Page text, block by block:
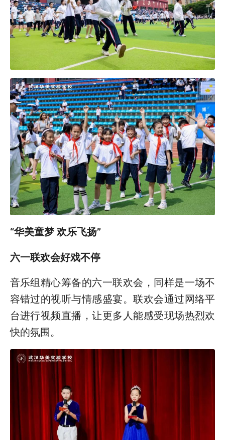
“华美童梦 欢乐飞扬”
六一联欢会好戏不停
音乐组精心筹备的六一联欢会，同样是一场不
容错过的视听与情感盛宴。联欢会通过网络平
台进行视频直播，让更多人能感受现场热烈欢
快的氛围。